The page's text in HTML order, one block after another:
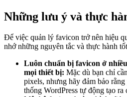
Những lưu ý và thực
Để việc quản lý favicon trở nên hiệu
nhớ những nguyên tắc và thực hành
Luôn chuẩn bị favicon ở
mọi thiết bị: Mặc dù bạn chỉ
pixels, nhưng hãy đảm bảo
thống WordPress tự động tạo ra